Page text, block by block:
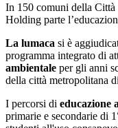
In 150 comuni della
Holding parte
La lumaca si è
programma integrato di
ambientale per gli anni
della città metropolitana
I percorsi di educazione
primarie e secondarie di